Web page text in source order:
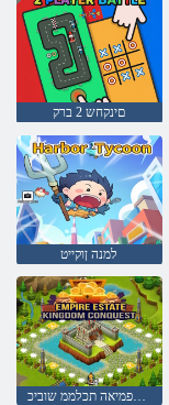
םינקחש 2 ברק
למנה ןוקייט
טייטסא הירפמיאה תכלממ שוביכ